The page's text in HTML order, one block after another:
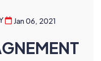
Jan 06, 2021